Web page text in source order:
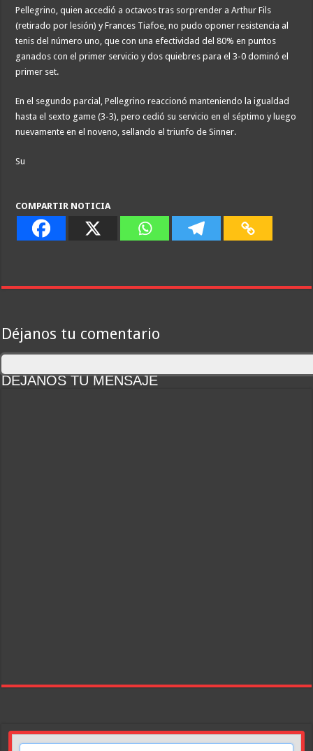
Pellegrino, quien accedió a octavos tras sorprender a Arthur Fils
(retirado por lesión) y Frances Tiafoe, no pudo oponer resistencia al
tenis del número uno, que con una efectividad del 80% en puntos
ganados con el primer servicio y dos quiebres para el 3-0 dominó el
primer set.
En el segundo parcial, Pellegrino reaccionó manteniendo la igualdad
hasta el sexto game (3-3), pero cedió su servicio en el séptimo y luego
nuevamente en el noveno, sellando el triunfo de Sinner.
Su
COMPARTIR NOTICIA
Déjanos tu comentario
DEJANOS TU MENSAJE